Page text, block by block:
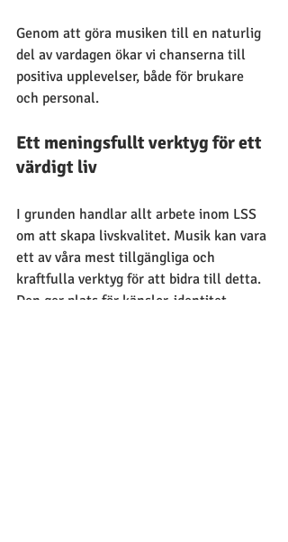
Genom att göra musiken till en naturlig
del av vardagen ökar vi chanserna till
positiva upplevelser, både för brukare
och personal.
Ett meningsfullt verktyg för ett
värdigt liv
I grunden handlar allt arbete inom LSS
om att skapa livskvalitet. Musik kan vara
ett av våra mest tillgängliga och
kraftfulla verktyg för att bidra till detta.
Den ger plats för känslor, identitet,